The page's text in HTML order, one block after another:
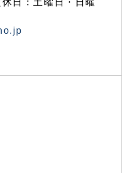
日：土曜日・日曜